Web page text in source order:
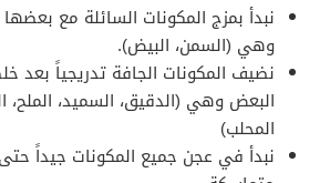
نبدأ بمزج المكونات السائلة مع
وهي (السمن، البيض).
نضيف المكونات الجافة تدريجياً بعد
البعض وهي (الدقيق، السميد، الملح،
المحلب)
نبدأ في عجن جميع المكونات جيداً